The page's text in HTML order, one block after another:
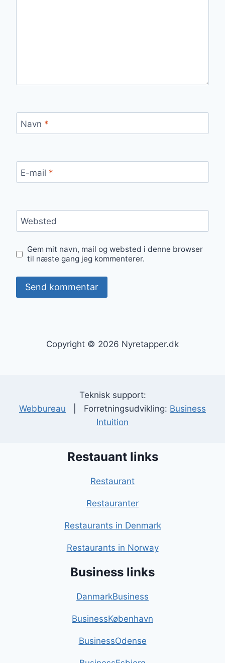
Navn *
E-mail *
Websted
Gem mit navn, mail og websted i denne browser
til næste gang jeg kommenterer.
Copyright © 2026 Nyretapper.dk
Teknisk support:
Webbureau | Forretningsudvikling: Business
Intuition
Restauant links
Restaurant
Restauranter
Restaurants in Denmark
Restaurants in Norway
Business links
DanmarkBusiness
BusinessKøbenhavn
BusinessOdense